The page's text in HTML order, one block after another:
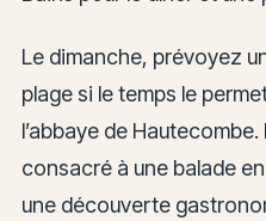
Le dimanche, prévoyez
plage si le temps le
l’abbaye de
consacré à une balade
une découverte